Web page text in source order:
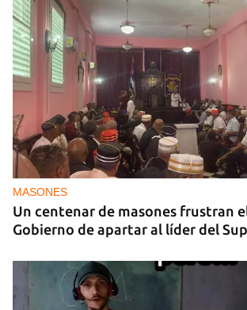
MASONES
Un centenar de masones frustran
Gobierno de apartar al líder del